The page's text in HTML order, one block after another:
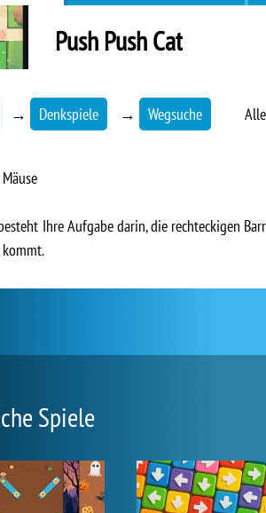
Push Push Cat
→ Denkspiele → Wegsuche
Mäuse
Ihre Aufgabe darin, die rechteckigen
kommt.
Spiele